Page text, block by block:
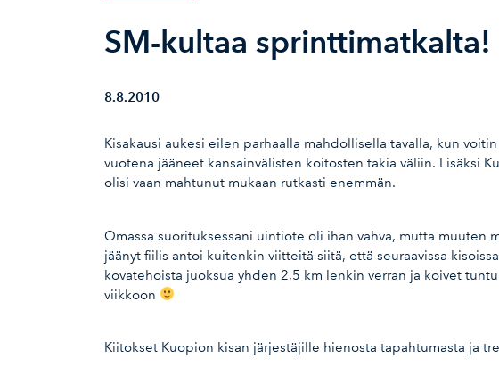
SM-kultaa sprinttimatkalta!
8.8.2010
Kisakausi aukesi eilen parhaalla mahdollisella tavalla, kun
vuotena jääneet kansainvälisten koitosten takia väliin. Lisäksi
olisi vaan mahtunut mukaan rutkasti enemmän.
Omassa suorituksessani uintiote oli ihan vahva, mutta
jäänyt fiilis antoi kuitenkin viitteitä siitä, että seuraavissa
kovatehoista juoksua yhden 2,5 km lenkin verran ja koivet
viikkoon
Kiitokset Kuopion kisan järjestäjille hienosta tapahtumasta ja